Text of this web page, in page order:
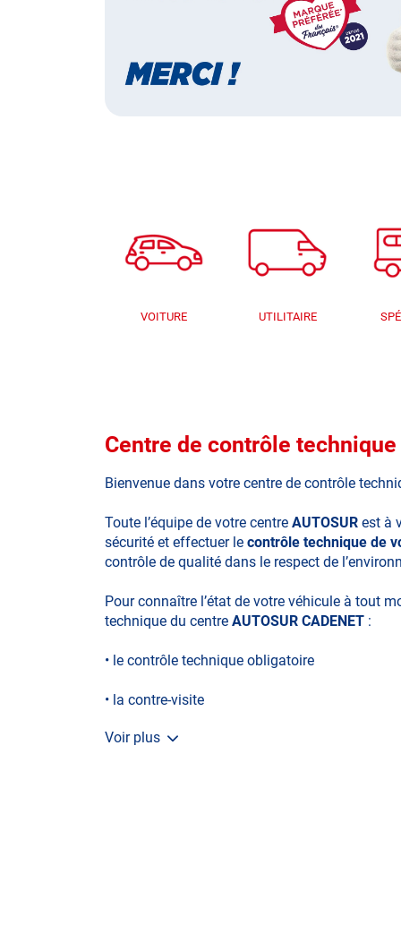
VOITURE UTILITAIRE
Centre de contrôle technique
Bienvenue dans votre centre de contrôle
Toute l’équipe de votre centre AUTOSUR est à
sécurité et effectuer le contrôle technique de
contrôle de qualité dans le respect de
Pour connaître l’état de votre véhicule à tout
technique du centre AUTOSUR CADENET :
• le contrôle technique obligatoire
• la contre-visite
• le contrôle pollution
Voir plus